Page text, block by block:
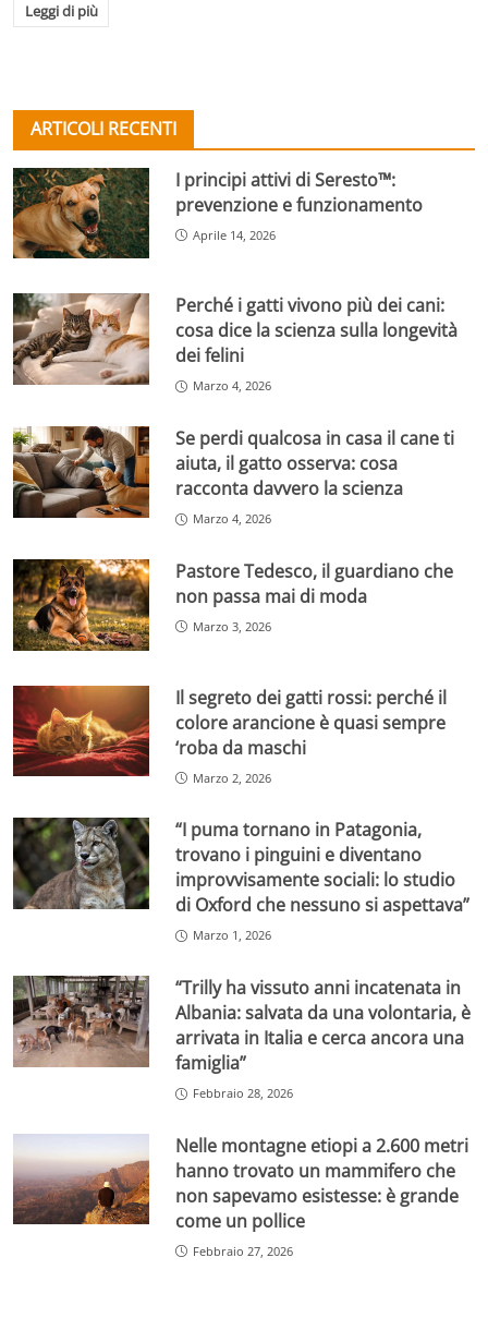
Leggi di più
ARTICOLI RECENTI
I principi attivi di Seresto™:
prevenzione e funzionamento
Aprile 14, 2026
Perché i gatti vivono più dei cani:
cosa dice la scienza sulla longevità
dei felini
Marzo 4, 2026
Se perdi qualcosa in casa il cane ti
aiuta, il gatto osserva: cosa
racconta davvero la scienza
Marzo 4, 2026
Pastore Tedesco, il guardiano che
non passa mai di moda
Marzo 3, 2026
Il segreto dei gatti rossi: perché il
colore arancione è quasi sempre
‘roba da maschi
Marzo 2, 2026
“I puma tornano in Patagonia,
trovano i pinguini e diventano
improvvisamente sociali: lo studio
di Oxford che nessuno si aspettava”
Marzo 1, 2026
“Trilly ha vissuto anni incatenata in
Albania: salvata da una volontaria, è
arrivata in Italia e cerca ancora una
famiglia”
Febbraio 28, 2026
Nelle montagne etiopi a 2.600 metri
hanno trovato un mammifero che
non sapevamo esistesse: è grande
come un pollice
Febbraio 27, 2026